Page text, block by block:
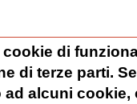
di
di terze parti.
ad alcuni